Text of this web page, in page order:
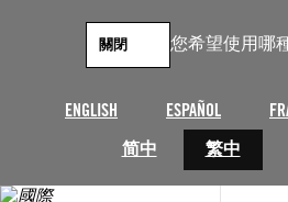
您希望使用哪
ENGLISH ESPAÑOL
简中
繁中
關閉